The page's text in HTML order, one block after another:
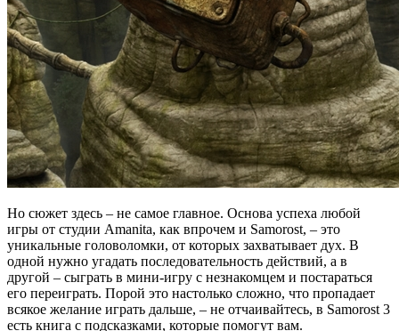
Но сюжет здесь – не самое главное. Основа успеха любой
игры от студии Amanita, как впрочем и Samorost, – это
уникальные головоломки, от которых захватывает дух. В
одной нужно угадать последовательность действий, а в
другой – сыграть в мини-игру с незнакомцем и постараться
его переиграть. Порой это настолько сложно, что пропадает
всякое желание играть дальше, – не отчаивайтесь, в Samorost 3
есть книга с подсказками, которые помогут вам.